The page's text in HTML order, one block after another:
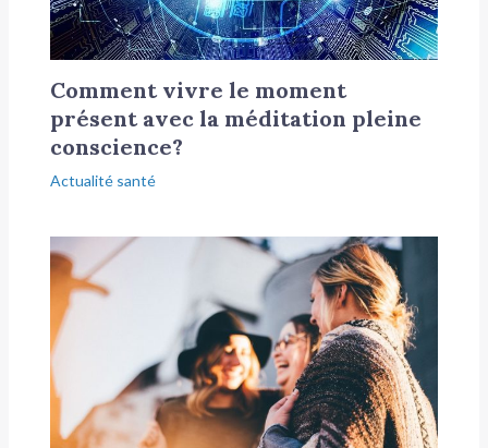
Comment vivre le moment
présent avec la méditation pleine
conscience?
Actualité santé